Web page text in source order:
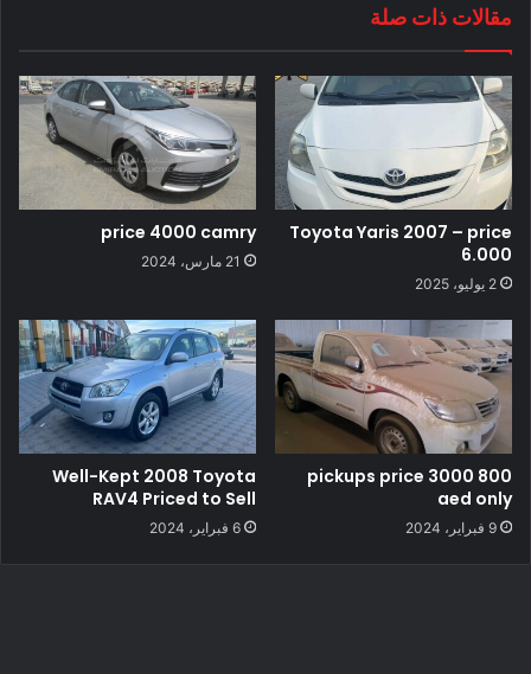
مقالات ذات صلة
Toyota Yaris 2007 – price
6.000
2 يوليو، 2025
price 4000 camry
21 مارس، 2024
800 pickups price 3000
aed only
9 فبراير، 2024
Well-Kept 2008 Toyota
RAV4 Priced to Sell
6 فبراير، 2024